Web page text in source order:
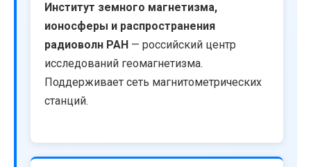
Институт земного магнетизма,
ионосферы и распространения
радиоволн РАН — российский центр
исследований геомагнетизма.
Поддерживает сеть магнитометрических
станций.